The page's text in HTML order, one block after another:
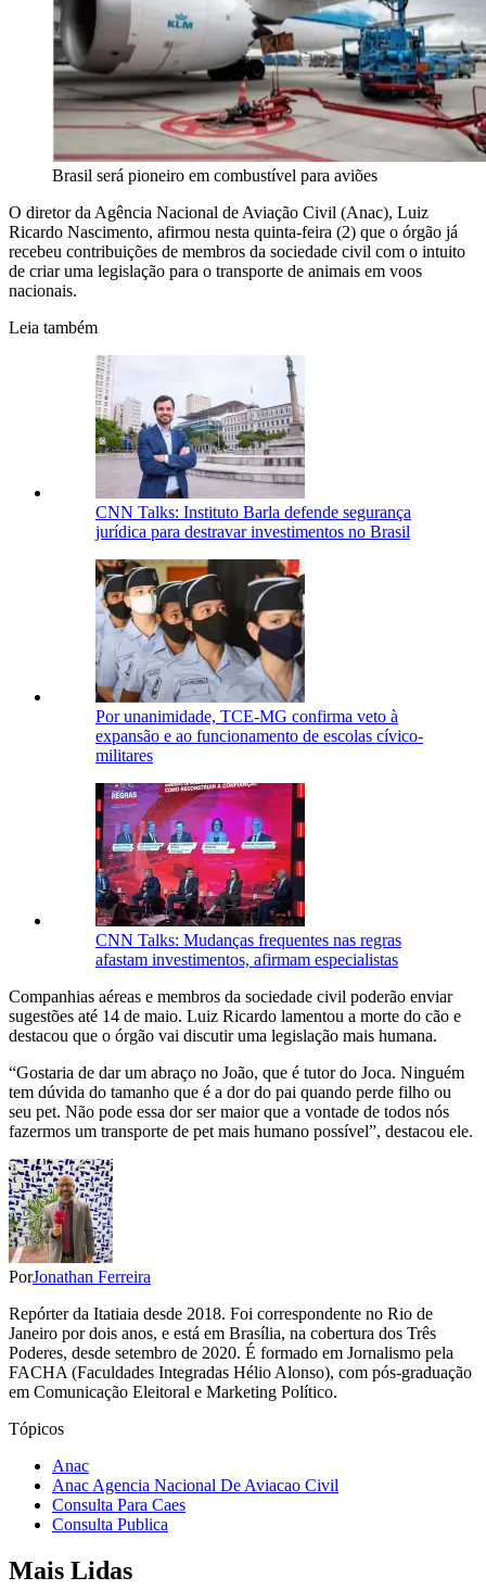
Brasil será pioneiro em combustível para aviões
O diretor da Agência Nacional de Aviação Civil (Anac), Luiz
Ricardo Nascimento, afirmou nesta quinta-feira (2) que o órgão já
recebeu contribuições de membros da sociedade civil com o intuito
de criar uma legislação para o transporte de animais em voos
nacionais.
Leia também
CNN Talks: Instituto Barla defende segurança
jurídica para destravar investimentos no Brasil
Por unanimidade, TCE-MG confirma veto à
expansão e ao funcionamento de escolas cívico-
militares
CNN Talks: Mudanças frequentes nas regras
afastam investimentos, afirmam especialistas
Companhias aéreas e membros da sociedade civil poderão enviar
sugestões até 14 de maio. Luiz Ricardo lamentou a morte do cão e
destacou que o órgão vai discutir uma legislação mais humana.
“Gostaria de dar um abraço no João, que é tutor do Joca. Ninguém
tem dúvida do tamanho que é a dor do pai quando perde filho ou
seu pet. Não pode essa dor ser maior que a vontade de todos nós
fazermos um transporte de pet mais humano possível”, destacou ele.
PorJonathan Ferreira
Repórter da Itatiaia desde 2018. Foi correspondente no Rio de
Janeiro por dois anos, e está em Brasília, na cobertura dos Três
Poderes, desde setembro de 2020. É formado em Jornalismo pela
FACHA (Faculdades Integradas Hélio Alonso), com pós-graduação
em Comunicação Eleitoral e Marketing Político.
Tópicos
Anac
Anac Agencia Nacional De Aviacao Civil
Consulta Para Caes
Consulta Publica
Mais Lidas